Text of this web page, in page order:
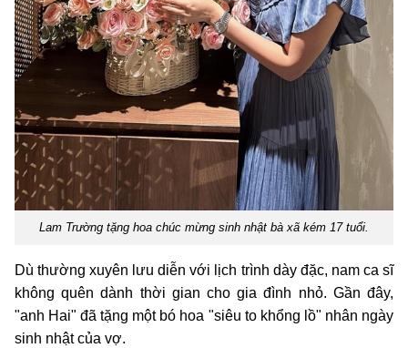
Lam Trường tặng hoa chúc mừng sinh nhật bà xã kém 17 tuổi.
Dù thường xuyên lưu diễn với lịch trình dày đặc, nam ca sĩ
không quên dành thời gian cho gia đình nhỏ. Gần đây,
"anh Hai" đã tặng một bó hoa "siêu to khổng lồ" nhân ngày
sinh nhật của vợ.